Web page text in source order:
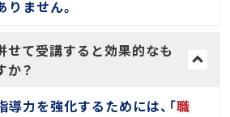
ません。
せて受講すると効果的なも
か？
導力を強化するためには、「職